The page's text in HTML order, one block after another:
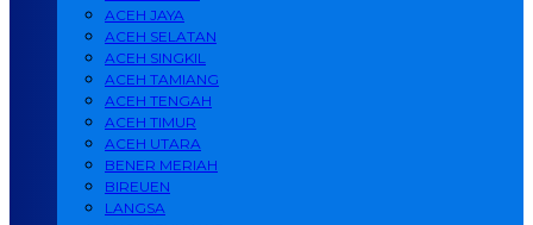
ACEH JAYA
ACEH SELATAN
ACEH SINGKIL
ACEH TAMIANG
ACEH TENGAH
ACEH TIMUR
ACEH UTARA
BENER MERIAH
BIREUEN
LANGSA